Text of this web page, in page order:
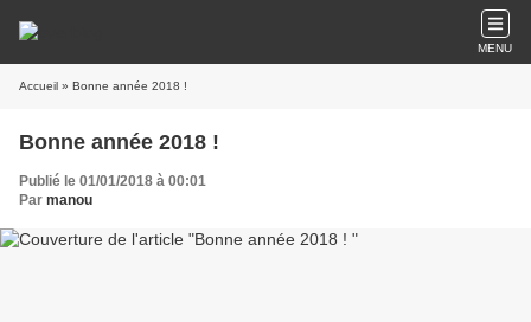
MENU
Accueil » Bonne année 2018 !
Bonne année 2018 !
Publié le 01/01/2018 à 00:01
Par manou